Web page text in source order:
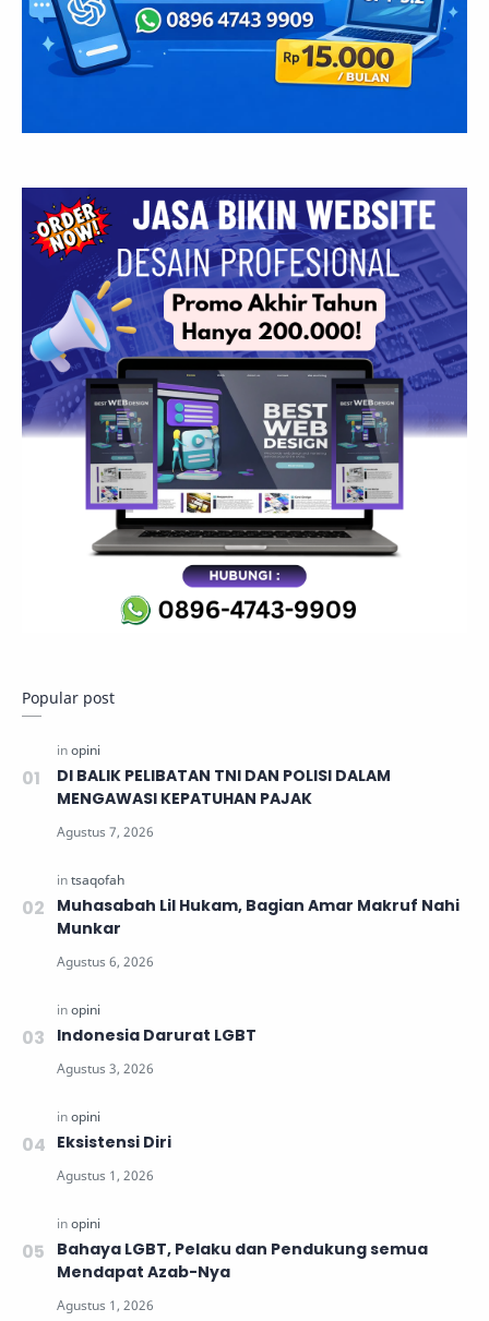
Popular post
DI BALIK PELIBATAN TNI DAN POLISI DALAM
MENGAWASI KEPATUHAN PAJAK
Muhasabah Lil Hukam, Bagian Amar Makruf Nahi
Munkar
Indonesia Darurat LGBT
Eksistensi Diri
Bahaya LGBT, Pelaku dan Pendukung semua
Mendapat Azab-Nya